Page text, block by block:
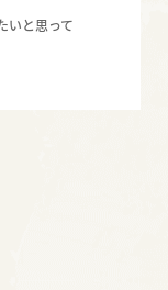
いと思って